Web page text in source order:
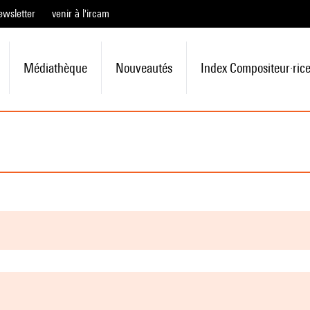
venir à l'ircam
Médiathèque Nouveautés Index Compositeur·rice